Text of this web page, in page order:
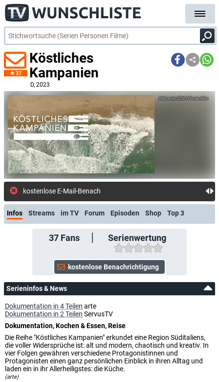
37
Köstliches
Kampanien
D, 2023
arte/ZDF/Florianfilm
kostenlose E-Mail-Benachrichtigung bei
Infos Streams im TV Forum Episoden Shop Top 3
37Fans Serienwertung
Serieninfos & News
Dokumentation in 4 Teilen arte
Dokumentation in 2 Teilen ServusTV
Dokumentation, Kochen & Essen, Reise
Die Reihe "Köstliches Kampanien" erkundet eine Region Süditaliens,
die voller Widersprüche ist: alt und modern, chaotisch und kreativ. In
vier Folgen gewähren verschiedene Protagonistinnen und
Protagonisten einen ganz persönlichen Einblick in ihren Alltag und
laden ein in ihr Allerheiligstes: die Küche.
(arte)